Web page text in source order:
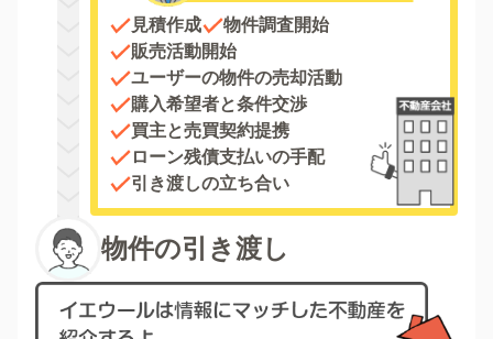
見積作成
物件調査開始
販売活動開始
ユーザーの物件の売却活動
購入希望者と条件交渉
買主と売買契約提携
ローン残債支払いの手配
引き渡しの立ち合い
物件の引き渡し